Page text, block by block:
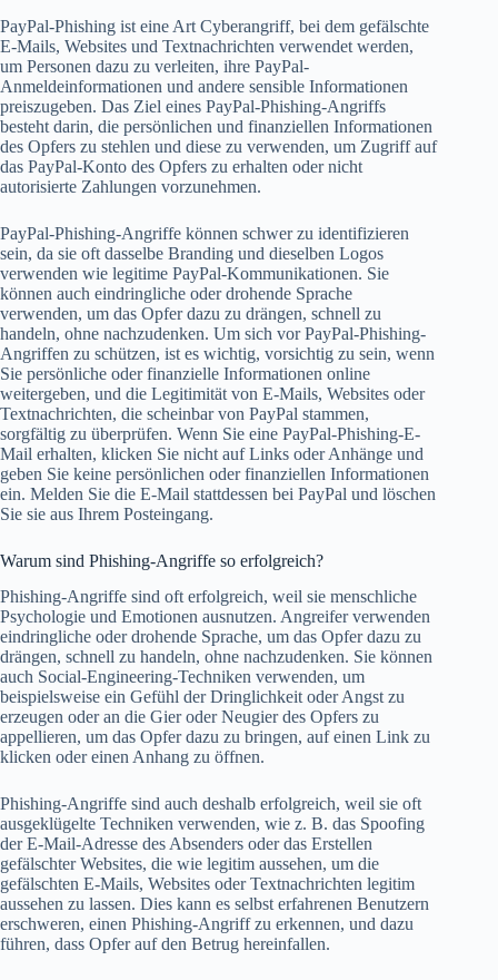
PayPal-Phishing ist eine Art Cyberangriff, bei dem gefälschte
E-Mails, Websites und Textnachrichten verwendet werden,
um Personen dazu zu verleiten, ihre PayPal-
Anmeldeinformationen und andere sensible Informationen
preiszugeben. Das Ziel eines PayPal-Phishing-Angriffs
besteht darin, die persönlichen und finanziellen Informationen
des Opfers zu stehlen und diese zu verwenden, um Zugriff auf
das PayPal-Konto des Opfers zu erhalten oder nicht
autorisierte Zahlungen vorzunehmen.
PayPal-Phishing-Angriffe können schwer zu identifizieren
sein, da sie oft dasselbe Branding und dieselben Logos
verwenden wie legitime PayPal-Kommunikationen. Sie
können auch eindringliche oder drohende Sprache
verwenden, um das Opfer dazu zu drängen, schnell zu
handeln, ohne nachzudenken. Um sich vor PayPal-Phishing-
Angriffen zu schützen, ist es wichtig, vorsichtig zu sein, wenn
Sie persönliche oder finanzielle Informationen online
weitergeben, und die Legitimität von E-Mails, Websites oder
Textnachrichten, die scheinbar von PayPal stammen,
sorgfältig zu überprüfen. Wenn Sie eine PayPal-Phishing-E-
Mail erhalten, klicken Sie nicht auf Links oder Anhänge und
geben Sie keine persönlichen oder finanziellen Informationen
ein. Melden Sie die E-Mail stattdessen bei PayPal und löschen
Sie sie aus Ihrem Posteingang.
Warum sind Phishing-Angriffe so erfolgreich?
Phishing-Angriffe sind oft erfolgreich, weil sie menschliche
Psychologie und Emotionen ausnutzen. Angreifer verwenden
eindringliche oder drohende Sprache, um das Opfer dazu zu
drängen, schnell zu handeln, ohne nachzudenken. Sie können
auch Social-Engineering-Techniken verwenden, um
beispielsweise ein Gefühl der Dringlichkeit oder Angst zu
erzeugen oder an die Gier oder Neugier des Opfers zu
appellieren, um das Opfer dazu zu bringen, auf einen Link zu
klicken oder einen Anhang zu öffnen.
Phishing-Angriffe sind auch deshalb erfolgreich, weil sie oft
ausgeklügelte Techniken verwenden, wie z. B. das Spoofing
der E-Mail-Adresse des Absenders oder das Erstellen
gefälschter Websites, die wie legitim aussehen, um die
gefälschten E-Mails, Websites oder Textnachrichten legitim
aussehen zu lassen. Dies kann es selbst erfahrenen Benutzern
erschweren, einen Phishing-Angriff zu erkennen, und dazu
führen, dass Opfer auf den Betrug hereinfallen.